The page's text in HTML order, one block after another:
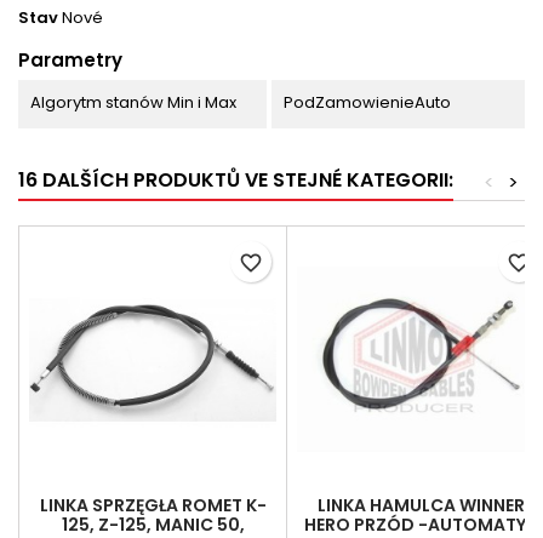
StavNové
Parametry
Algorytm stanów Min i Max PodZamowienieAuto
16 DALŠÍCH PRODUKTŮ VE STEJNÉ KATEGORII: >
<
LINKA SPRZĘGŁA ROMET K-
125, Z-125, MANIC 50,
favorite_border
LINKA HAMULCA WINNER
HERO PRZÓD -AUTOMATYK
favorite_border